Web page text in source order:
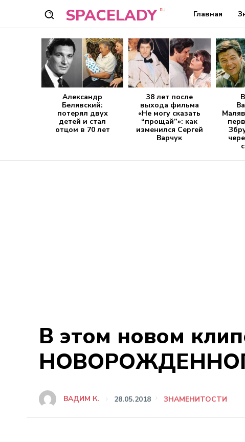
SPACELADY RU Главная
Александр
Белявский:
потерял двух
детей и стал
отцом в 70 лет
38 лет после
выхода фильма
«Не могу сказать
“прощай”»: как
изменился Сергей
Варчук
В этом новом
ВАДИМ К. 28.05.2018 ЗНАМЕНИТОСТИ